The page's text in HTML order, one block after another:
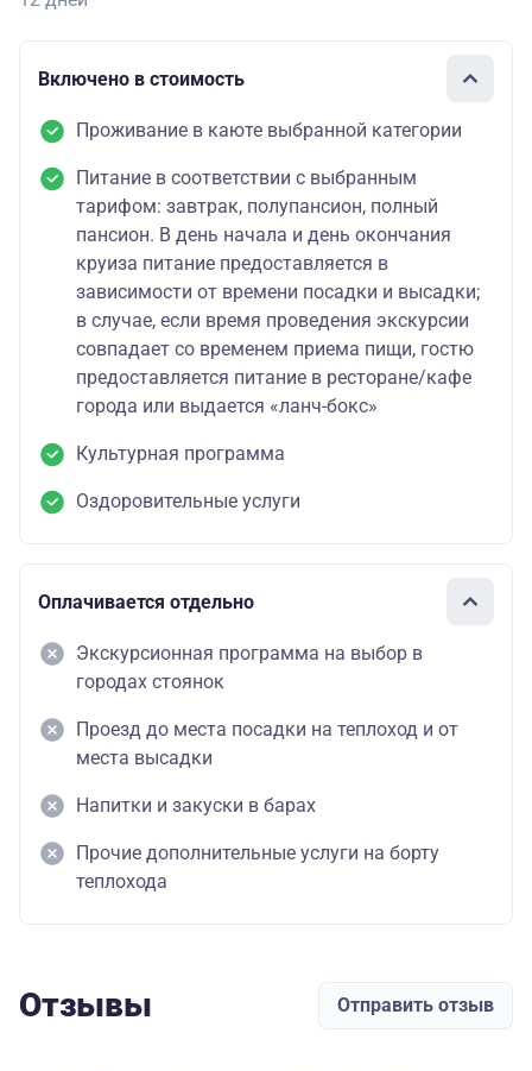
Включено в стоимость
Проживание в каюте выбранной категории
Питание в соответствии с выбранным
тарифом: завтрак, полупансион, полный
пансион. В день начала и день окончания
круиза питание предоставляется в
зависимости от времени посадки и высадки;
в случае, если время проведения экскурсии
совпадает со временем приема пищи, гостю
предоставляется питание в ресторане/кафе
города или выдается «ланч-бокс»
Культурная программа
Оздоровительные услуги
Оплачивается отдельно
Экскурсионная программа на выбор в
городах стоянок
Проезд до места посадки на теплоход и от
места высадки
Напитки и закуски в барах
Прочие дополнительные услуги на борту
теплохода
Отзывы Отправить отзыв